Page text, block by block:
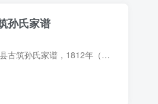
孙氏家谱
家谱简介 安徽黄山黟县古筑孙氏家谱，1812年（嘉庆17年）孙家晖纂修，6册。始迁祖孙师睦，字汝厚，唐文德、龙纪间避孙儒之乱自广陵迁黟。五世孙孙擢，北宋时分居月塘。九世孙孙本樟，字枝蕃，行...